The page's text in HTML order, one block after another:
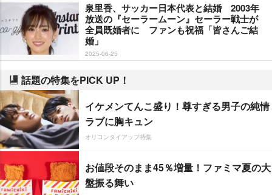
泉里香、サッカー日本代表と結婚 2003年
放送の『セーラームーン』セーラー戦士が
全員既婚者に ファンも祝福「皆さんご結
婚」
2025-06-25
話題の特集をPICK UP！
イケメンてんこ盛り！尊すぎる男子の純情
ラブに胸キュン
オリコンタイアップ特集
お値段そのまま45％増量！ファミマ夏の大
盤振る舞い